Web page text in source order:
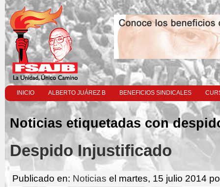
INICIO ALBERTO JUÁREZ B BENEFICIOS SINDICALES
Noticias etiquetadas con
Despido Injustificado
Publicado en: Noticias el martes, 15 julio 2014